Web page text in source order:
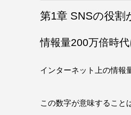
第1章 SNSの役割
情報量200万倍時
インターネット上の情報
この数字が意味すること